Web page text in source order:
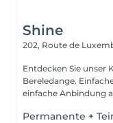
Shine
202, Route de
Entdecken Sie unser
Bereledange. Einfaches Parken direkt vor der Tür. Gute und
einfache Anbindung
Permanente +